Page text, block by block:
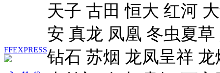
FFEXPRESS
天子 古田 恒大 红河
安 真龙 凤凰 冬虫夏
钻石 苏烟 龙凤呈祥